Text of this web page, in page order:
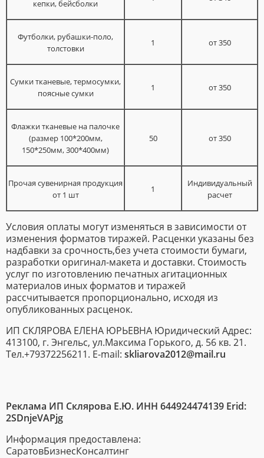
кепки, бейсболки
Футболки, рубашки-поло,
толстовки
1 от 350
Сумки тканевые, термосумки,
поясные сумки
1 от 350
Флажки тканевые на палочке
(размер 100*200мм,
150*250мм, 300*400мм)
50 от 350
Прочая сувенирная продукция
от 1 шт
1
Индивидуальный
расчет
Условия оплаты могут изменяться в зависимости от
изменения форматов тиражей. Расценки указаны без
надбавки за срочность,без учета стоимости бумаги,
разработки оригинал-макета и доставки. Стоимость
услуг по изготовлению печатных агитационных
материалов иных форматов и тиражей
рассчитывается пропорционально, исходя из
опубликованных расценок.
ИП СКЛЯРОВА ЕЛЕНА ЮРЬЕВНА Юридический Адрес:
413100, г. Энгельс, ул.Максима Горького, д. 56 кв. 21.
Тел.+79372256211. E-mail: skliarova2012@mail.ru
Реклама ИП Склярова Е.Ю. ИНН 644924474139 Erid:
2SDnjeVAPjg
Информация предоставлена:
СаратовБизнесКонсалтинг